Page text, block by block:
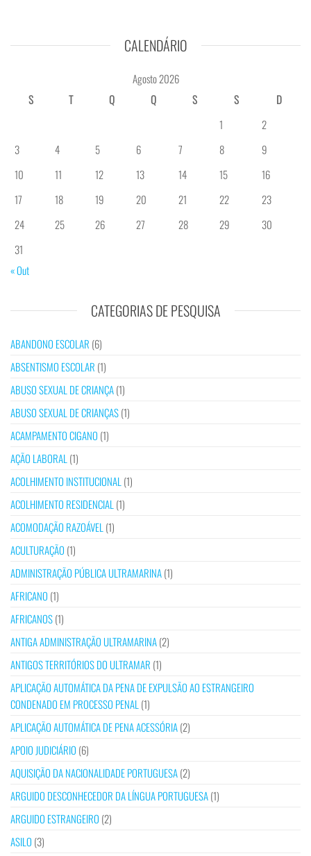
CALENDÁRIO
Agosto 2026
S
T Q Q S S
D
1
2
3
4 5 6 7 8
9
10
11 12 13 14 15
16
17
18 19 20 21 22
23
24
25 26 27 28 29
30
31
« Out
CATEGORIAS DE PESQUISA
ABANDONO ESCOLAR (6)
ABSENTISMO ESCOLAR (1)
ABUSO SEXUAL DE CRIANÇA(1)
ABUSO SEXUAL DE CRIANÇAS(1)
ACAMPAMENTO CIGANO (1)
AÇÃO LABORAL (1)
ACOLHIMENTO INSTITUCIONAL (1)
ACOLHIMENTO RESIDENCIAL (1)
ACOMODAÇÃO RAZOÁVEL (1)
ACULTURAÇÃO (1)
ADMINISTRAÇÃO PÚBLICA ULTRAMARINA(1)
AFRICANO (1)
AFRICANOS(1)
ANTIGA ADMINISTRAÇÃO ULTRAMARINA(2)
ANTIGOS TERRITÓRIOS DO ULTRAMAR (1)
APLICAÇÃO AUTOMÁTICA DA PENA DE EXPULSÃO AO ESTRANGEIRO
CONDENADO EM PROCESSO PENAL (1)
APLICAÇÃO AUTOMÁTICA DE PENA ACESSÓRIA(2)
APOIO JUDICIÁRIO (6)
AQUISIÇÃO DA NACIONALIDADE PORTUGUESA(2)
ARGUIDO DESCONHECEDOR DA LÍNGUA PORTUGUESA(1)
ARGUIDO ESTRANGEIRO (2)
ASILO (3)